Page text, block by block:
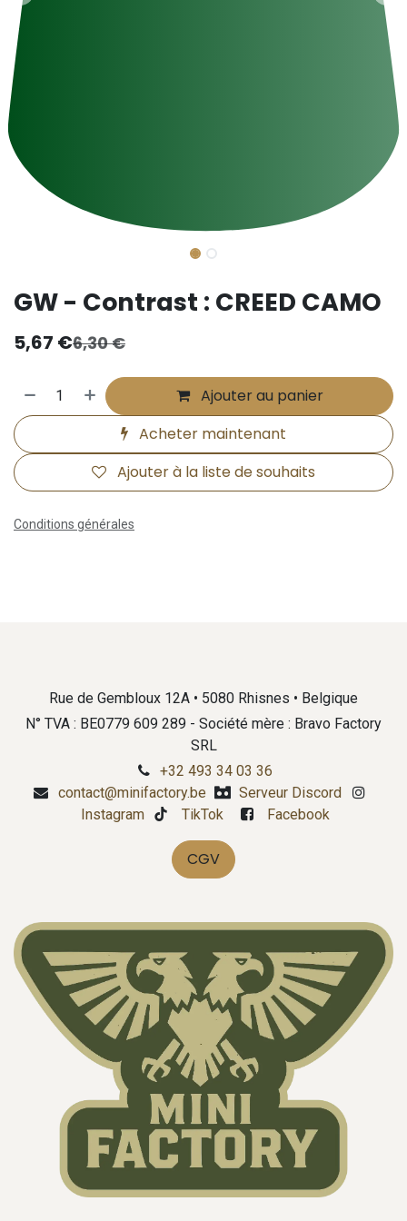
GW - Contrast : CREED CAMO
5,67 €6,30€
Ajouter au panier
Acheter maintenant
Ajouter à la liste de souhaits
Conditions générales
Rue de Gembloux 12A • 5080 Rhisnes • Belgique
N° TVA : BE0779 609 289 - Société mère : Bravo Factory
SRL
+32 493 34 03 36
contact@minifactory.be
Serveur Discord
Instagram
TikTok Facebook
CGV